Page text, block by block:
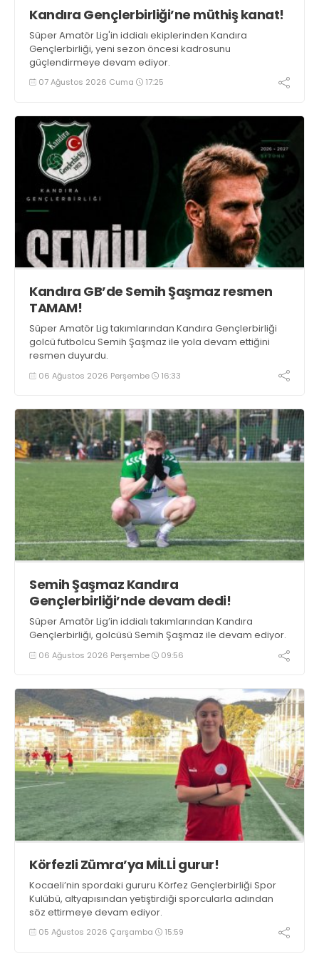
Kandıra Gençlerbirliği’ne müthiş kanat!
Süper Amatör Lig'in iddialı ekiplerinden Kandıra
Gençlerbirliği, yeni sezon öncesi kadrosunu
güçlendirmeye devam ediyor.
07 Ağustos 2026 Cuma 17:25
Kandıra GB’de Semih Şaşmaz resmen
TAMAM!
Süper Amatör Lig takımlarından Kandıra Gençlerbirliği
golcü futbolcu Semih Şaşmaz ile yola devam ettiğini
resmen duyurdu.
06 Ağustos 2026 Perşembe 16:33
Semih Şaşmaz Kandıra
Gençlerbirliği’nde devam dedi!
Süper Amatör Lig’in iddialı takımlarından Kandıra
Gençlerbirliği, golcüsü Semih Şaşmaz ile devam ediyor.
06 Ağustos 2026 Perşembe 09:56
Körfezli Zümra’ya MİLLİ gurur!
Kocaeli’nin spordaki gururu Körfez Gençlerbirliği Spor
Kulübü, altyapısından yetiştirdiği sporcularla adından
söz ettirmeye devam ediyor.
05 Ağustos 2026 Çarşamba 15:59